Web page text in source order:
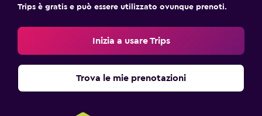
Trips è gratis e può essere utilizzato ovunque prenoti.
Inizia a usare Trips
Trova le mie prenotazioni